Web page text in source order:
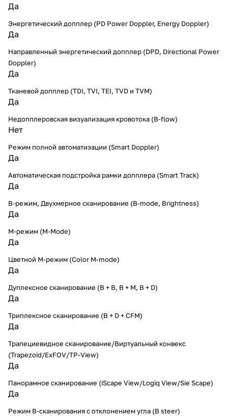
Да
Энергетический допплер (PD Power Doppler, Energy Doppler)
Да
Направленный энергетический допплер (DPD, Directional Power
Doppler)
Да
Тканевой допплер (TDI, TVI, TEI, TVD и TVM)
Да
Недопплеровская визуализация кровотока (B-flow)
Нет
Режим полной автоматизации (Smart Doppler)
Да
Автоматическая подстройка рамки допплера (Smart Track)
Да
B-режим, Двухмерное сканирование (B-mode, Brightness)
Да
M-режим (M-Mode)
Да
Цветной M-режим (Color M-mode)
Да
Дуплексное сканирование (В + В, В + М, В + D)
Да
Триплексное сканирование (В + D + CFM)
Да
Трапециевидное сканирование/Виртуальный конвекс
(Trapezoid/ExFOV/TP-View)
Да
Панорамное сканирование (iScape View/Logiq View/Sie Scape)
Да
Режим B-сканирования с отклонением угла (B steer)